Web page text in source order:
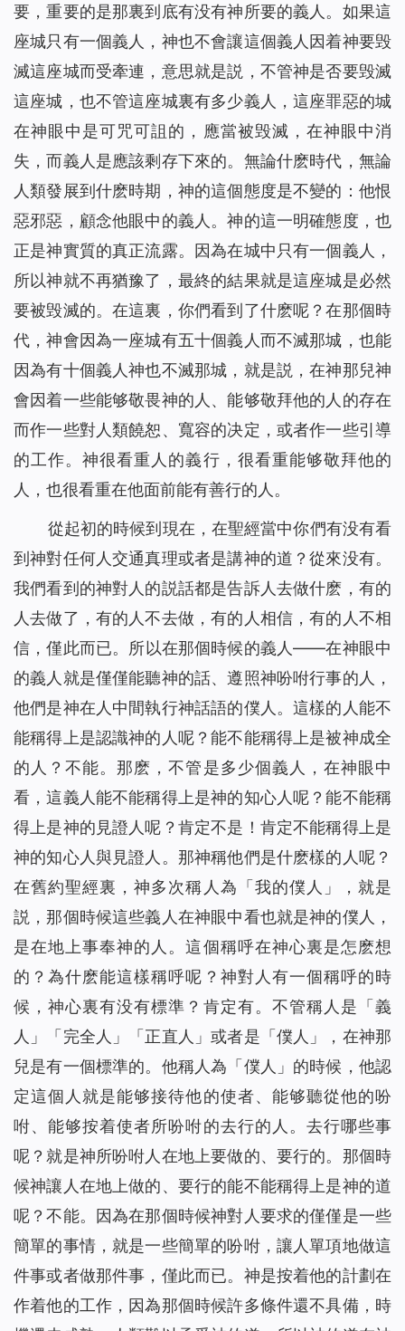
要，重要的是那裏到底有没有神所要的義人。如果這
座城只有一個義人，神也不會讓這個義人因着神要毁
滅這座城而受牽連，意思就是説，不管神是否要毁滅
這座城，也不管這座城裏有多少義人，這座罪惡的城
在神眼中是可咒可詛的，應當被毁滅，在神眼中消
失，而義人是應該剩存下來的。無論什麽時代，無論
人類發展到什麽時期，神的這個態度是不變的：他恨
惡邪惡，顧念他眼中的義人。神的這一明確態度，也
正是神實質的真正流露。因為在城中只有一個義人，
所以神就不再猶豫了，最終的結果就是這座城是必然
要被毁滅的。在這裏，你們看到了什麽呢？在那個時
代，神會因為一座城有五十個義人而不滅那城，也能
因為有十個義人神也不滅那城，就是説，在神那兒神
會因着一些能够敬畏神的人、能够敬拜他的人的存在
而作一些對人類饒恕、寬容的决定，或者作一些引導
的工作。神很看重人的義行，很看重能够敬拜他的
人，也很看重在他面前能有善行的人。
從起初的時候到現在，在聖經當中你們有没有看
到神對任何人交通真理或者是講神的道？從來没有。
我們看到的神對人的説話都是告訴人去做什麽，有的
人去做了，有的人不去做，有的人相信，有的人不相
信，僅此而已。所以在那個時候的義人——在神眼中
的義人就是僅僅能聽神的話、遵照神吩咐行事的人，
他們是神在人中間執行神話語的僕人。這樣的人能不
能稱得上是認識神的人呢？能不能稱得上是被神成全
的人？不能。那麽，不管是多少個義人，在神眼中
看，這義人能不能稱得上是神的知心人呢？能不能稱
得上是神的見證人呢？肯定不是！肯定不能稱得上是
神的知心人與見證人。那神稱他們是什麽樣的人呢？
在舊約聖經裏，神多次稱人為「我的僕人」，就是
説，那個時候這些義人在神眼中看也就是神的僕人，
是在地上事奉神的人。這個稱呼在神心裏是怎麽想
的？為什麽能這樣稱呼呢？神對人有一個稱呼的時
候，神心裏有没有標準？肯定有。不管稱人是「義
人」「完全人」「正直人」或者是「僕人」，在神那
兒是有一個標準的。他稱人為「僕人」的時候，他認
定這個人就是能够接待他的使者、能够聽從他的吩
咐、能够按着使者所吩咐的去行的人。去行哪些事
呢？就是神所吩咐人在地上要做的、要行的。那個時
候神讓人在地上做的、要行的能不能稱得上是神的道
呢？不能。因為在那個時候神對人要求的僅僅是一些
簡單的事情，就是一些簡單的吩咐，讓人單項地做這
件事或者做那件事，僅此而已。神是按着他的計劃在
作着他的工作，因為那個時候許多條件還不具備，時